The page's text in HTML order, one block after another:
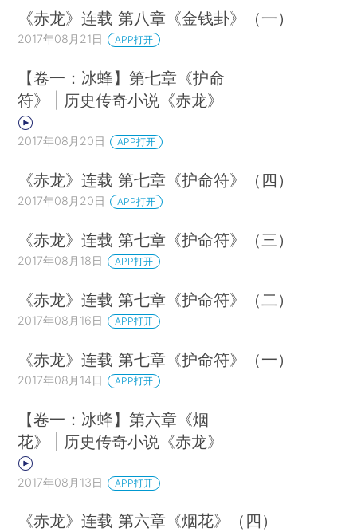
《赤龙》连载 第八章《金钱卦》（一）
2017年08月21日 APP打开
【卷一：冰蜂】第七章《护命
符》 | 历史传奇小说《赤龙》
2017年08月20日 APP打开
《赤龙》连载 第七章《护命符》（四）
2017年08月20日 APP打开
《赤龙》连载 第七章《护命符》（三）
2017年08月18日 APP打开
《赤龙》连载 第七章《护命符》（二）
2017年08月16日 APP打开
《赤龙》连载 第七章《护命符》（一）
2017年08月14日 APP打开
【卷一：冰蜂】第六章《烟
花》 | 历史传奇小说《赤龙》
2017年08月13日 APP打开
《赤龙》连载 第六章《烟花》（四）